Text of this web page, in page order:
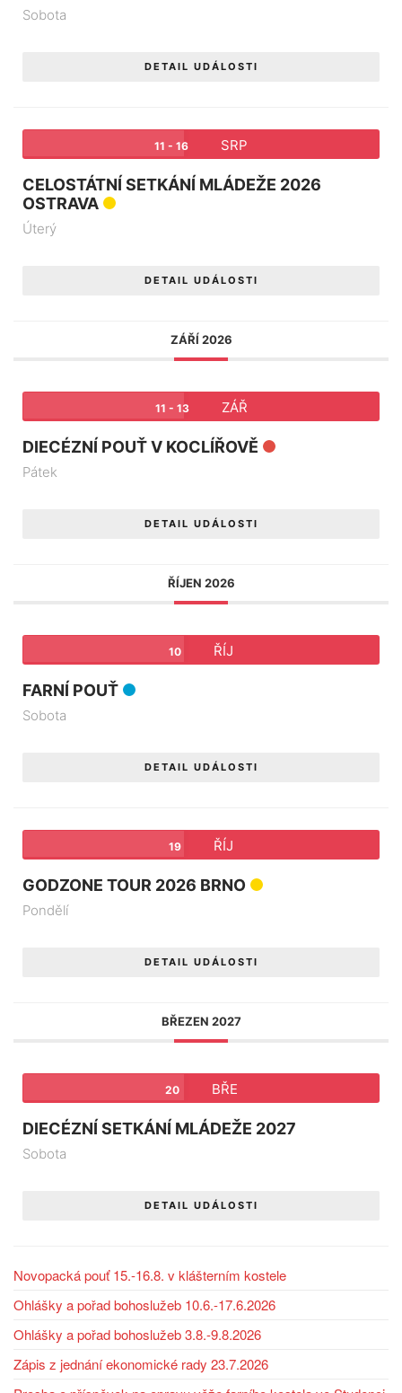
Sobota
DETAIL UDÁLOSTI
11 - 16 SRP
CELOSTÁTNÍ SETKÁNÍ MLÁDEŽE 2026
OSTRAVA
Úterý
DETAIL UDÁLOSTI
ZÁŘÍ 2026
11 - 13 ZÁŘ
DIECÉZNÍ POUŤ V KOCLÍŘOVĚ
Pátek
DETAIL UDÁLOSTI
ŘÍJEN 2026
10 ŘÍJ
FARNÍ POUŤ
Sobota
DETAIL UDÁLOSTI
19 ŘÍJ
GODZONE TOUR 2026 BRNO
Pondělí
DETAIL UDÁLOSTI
BŘEZEN 2027
20 BŘE
DIECÉZNÍ SETKÁNÍ MLÁDEŽE 2027
Sobota
DETAIL UDÁLOSTI
Novopacká pouť 15.-16.8. v klášterním kostele
Ohlášky a pořad bohoslužeb 10.6.-17.6.2026
Ohlášky a pořad bohoslužeb 3.8.-9.8.2026
Zápis z jednání ekonomické rady 23.7.2026